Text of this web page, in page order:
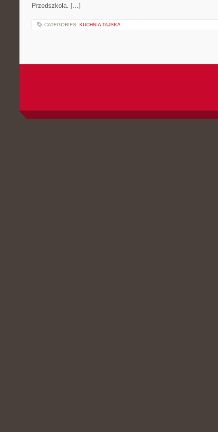
Przedszkola. […]
CATEGORIES: KUCHNIA TAJSKA